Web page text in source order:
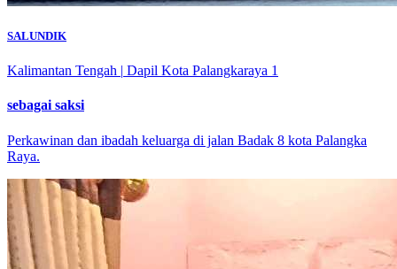
SALUNDIK
Kalimantan Tengah | Dapil Kota Palangkaraya 1
sebagai saksi
Perkawinan dan ibadah keluarga di jalan Badak 8 kota Palangka
Raya.